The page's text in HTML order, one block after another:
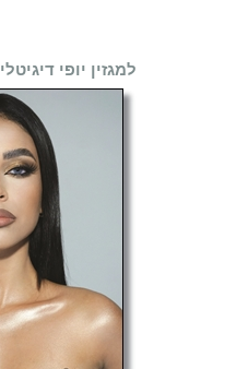
למגזין יופי דיגיטלי